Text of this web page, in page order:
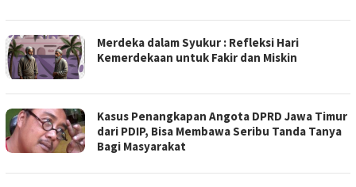
Merdeka dalam Syukur : Refleksi Hari
Kemerdekaan untuk Fakir dan Miskin
Kasus Penangkapan Angota DPRD Jawa Timur
dari PDIP, Bisa Membawa Seribu Tanda Tanya
Bagi Masyarakat